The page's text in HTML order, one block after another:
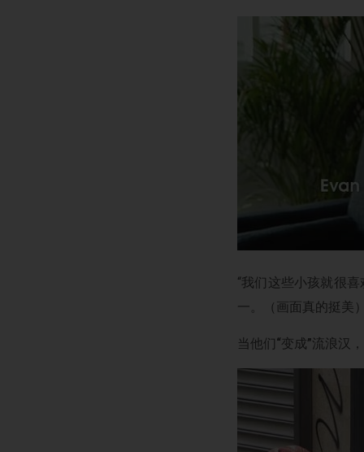
“我们这些小孩就很
一。（画面真的挺美
当他们“变成”流浪汉